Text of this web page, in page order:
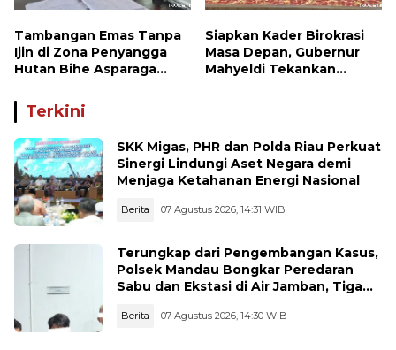
Tambangan Emas Tanpa
Ijin di Zona Penyangga
Hutan Bihe Asparaga
Keruh dan Wisata
Terancam
Siapkan Kader Birokrasi
Masa Depan, Gubernur
Mahyeldi Tekankan
Terkini
SKK Migas, PHR dan Polda Riau Perkuat
Sinergi Lindungi Aset Negara demi
Menjaga Ketahanan Energi Nasional
Berita 07 Agustus 2026, 14:31 WIB
Terungkap dari Pengembangan Kasus,
Polsek Mandau Bongkar Peredaran
Sabu dan Ekstasi di Air Jamban, Tiga
Berita 07 Agustus 2026, 14:30 WIB